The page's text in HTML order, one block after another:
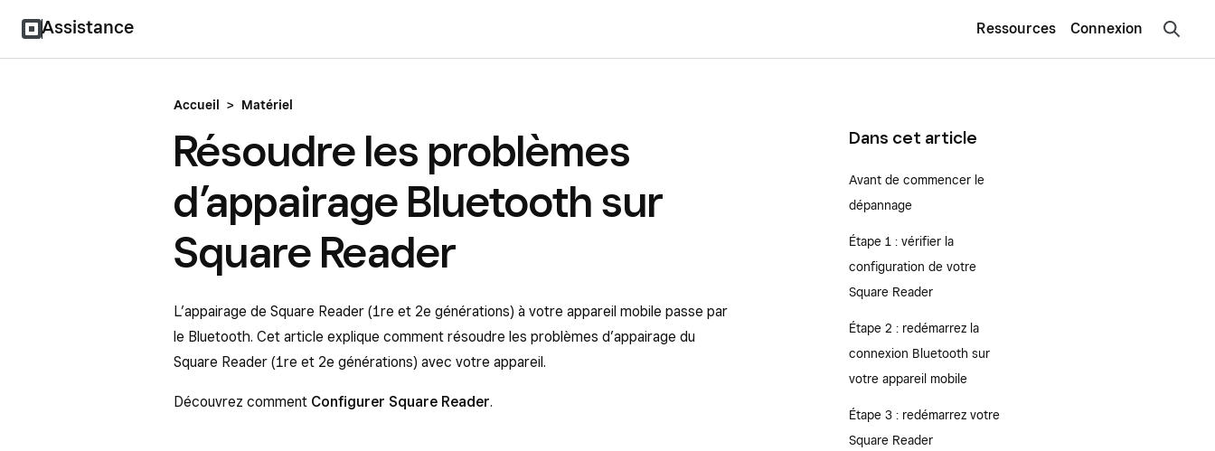
Assistance Ressources Connexion
Accueil > Matériel
Résoudre les problèmes
d’appairage Bluetooth sur
Square Reader
L’appairage de Square Reader (1re et 2e générations) à votre appareil mobile passe par
le Bluetooth. Cet article explique comment résoudre les problèmes d’appairage du
Square Reader (1re et 2e générations) avec votre appareil.
Découvrez comment Configurer Square Reader.
Dans cet article
Avant de commencer le
dépannage
Étape 1 : vérifier la
configuration de votre
Square Reader
Étape 2 : redémarrez la
connexion Bluetooth sur
votre appareil mobile
Étape 3 : redémarrez votre
Square Reader